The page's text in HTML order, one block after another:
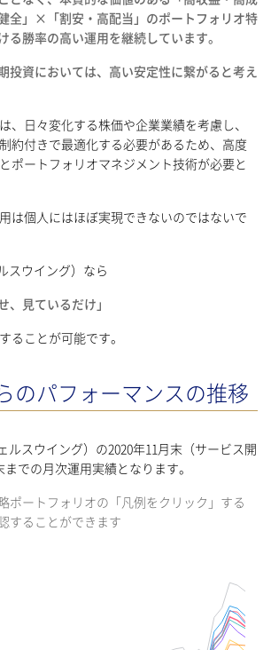
全」×「割安・高配当」のポートフォリオ特
る勝率の高い運用を継続しています。
投資においては、高い安定性に繋がると考え
、日々変化する株価や企業業績を考慮し、
約付きで最適化する必要があるため、高度
ポートフォリオマネジメント技術が必要と
は個人にはほぼ実現できないのではないで
スウイング）なら
、見ているだけ」
ることが可能です。
のパフォーマンスの推移
スウイング）の2020年11月末（サービス開
までの月次運用実績となります。
ポートフォリオの「凡例をクリック」する
することができます